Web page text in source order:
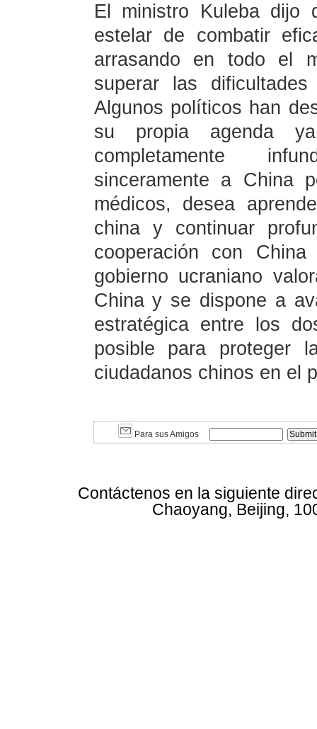
El ministro Kuleba dijo
estelar de combatir
arrasando en todo el
superar las
Algunos políticos han
su propia agenda
completamente
sinceramente a China
médicos, desea
china y continuar
cooperación con
gobierno ucraniano
China y se dispone a
estratégica entre los
posible para proteger
ciudadanos chinos en el
Para sus Amigos
Contáctenos en la siguiente
Chaoyang, Beijing,